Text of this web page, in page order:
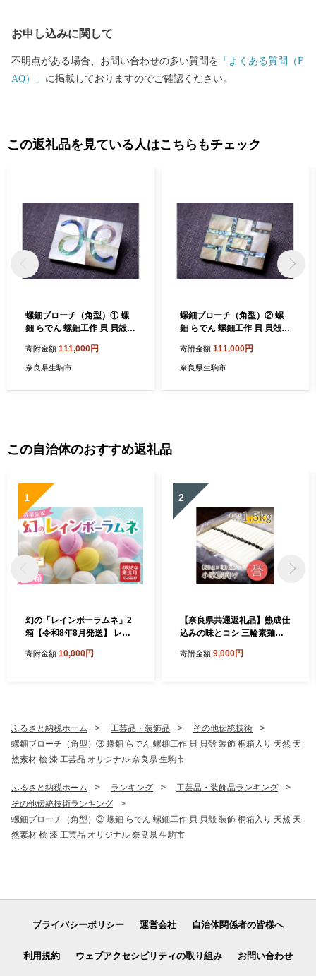
お申し込みに関して
不明点がある場合、お問い合わせの多い質問を 「よくある質問（F
AQ）」 に掲載しておりますのでご確認ください。
この返礼品を見ている人はこちらもチェック
螺鈿ブローチ（角型）① 螺
鈿 らでん 螺鈿工作 貝 貝殻
桧 漆 工芸品 オリジナル 奈良
県 生駒市
寄附金額 111,000円
奈良県生駒市
螺鈿ブローチ（角型）② 螺
鈿 らでん 螺鈿工作 貝 貝殻
桧 漆 工芸品 オリジナル 奈良
県 生駒市
寄附金額 111,000円
奈良県生駒市
この自治体のおすすめ返礼品
1
幻の「レインボーラムネ」2
箱【令和8年8月発送】 レイ
インスタ映え かわいい ラム
り トロッ お取り寄せ 奈良県
生駒市 送料無料
寄附金額 10,000円
2
【奈良県共通返礼品】熟成仕
込みの味とコシ 三輪素麺
きりサイズ そうめん ソーメ
寄附金額 9,000円
ふるさと納税ホーム 工芸品・装飾品
その他伝統技術
螺鈿ブローチ（角型）③ 螺鈿 らでん 螺鈿工作 貝 貝殻 装飾 桐箱入り 天然 天
然素材 桧 漆 工芸品 オリジナル 奈良県 生駒市
ふるさと納税ホーム ランキング
工芸品・装飾品ランキング
その他伝統技術ランキング
螺鈿ブローチ（角型）③ 螺鈿 らでん 螺鈿工作 貝 貝殻 装飾 桐箱入り 天然 天
然素材 桧 漆 工芸品 オリジナル 奈良県 生駒市
プライバシーポリシー 運営会社 自治体関係者の皆様へ
利用規約 ウェブアクセシビリティの取り組み お問い合わせ